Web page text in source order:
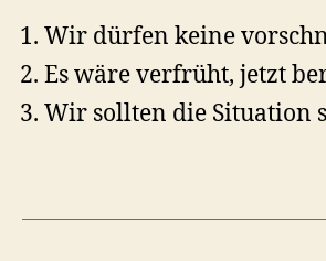
Wir dürfen keine
Es wäre verfrüht, jetzt
Wir sollten die Situation